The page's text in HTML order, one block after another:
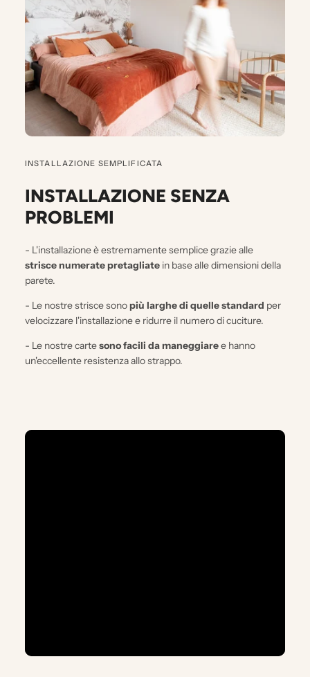
INSTALLAZIONE SEMPLIFICATA
INSTALLAZIONE SENZA
PROBLEMI
- L'installazione è estremamente semplice grazie alle
strisce numerate pretagliate in base alle dimensioni della
parete.
- Le nostre strisce sonopiù larghe di quelle standard per
velocizzare l'installazione e ridurre il numero di cuciture.
- Le nostre cartesono facili da maneggiaree hanno
un'eccellente resistenza allo strappo.